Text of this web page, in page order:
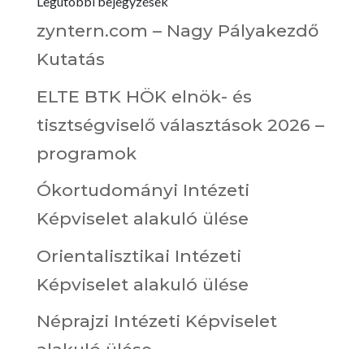
zyntern.com – Nagy Pályakezdő
Kutatás
ELTE BTK HÖK elnök- és
tisztségviselő választások 2026 –
programok
Ókortudományi Intézeti
Képviselet alakuló ülése
Orientalisztikai Intézeti
Képviselet alakuló ülése
Néprajzi Intézeti Képviselet